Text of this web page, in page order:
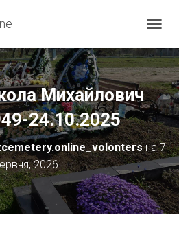
Е
Р
Е
М
К
Н
У
Т
И
В
І
Г
Михайлович
24.10.2025
на7
2026